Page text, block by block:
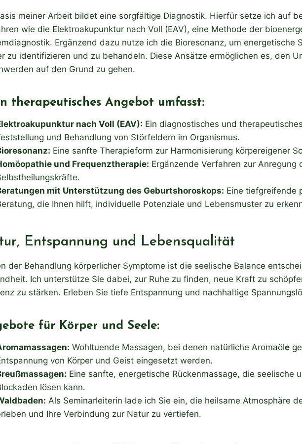
meiner Arbeit bildet eine sorgfältige Diagnostik. Hierfür setze ich auf
wie die Elektroakupunktur nach Voll (EAV), eine Methode der
Ergänzend dazu nutze ich die Bioresonanz, um energetische
zu identifizieren und zu behandeln. Diese Ansätze ermöglichen es, den
auf den Grund zu gehen.
therapeutisches Angebot umfasst:
nach Voll (EAV): Ein diagnostisches und
und Behandlung von Störfeldern im Organismus.
: Eine sanfte Therapieform zur Harmonisierung körpereigener
und Frequenztherapie: Ergänzende Verfahren zur Anregung
mit Unterstützung des Geburtshoroskops: Eine tiefgreifende
die Ihnen hilft, individuelle Potenziale und Lebensmuster zu
Entspannung und Lebensqualität
der Behandlung körperlicher Symptome ist die seelische Balance
Ich unterstütze Sie dabei, zur Ruhe zu finden, neue Kraft zu
zu stärken. Erleben Sie tiefe Entspannung und nachhaltige
für Körper und Seele:
Wohltuende Massagen, bei denen natürliche Aromaöle
von Körper und Geist eingesetzt werden.
: Eine sanfte, energetische Rückenmassage, die seelische
lösen kann.
: Als Seminarleiterin lade ich Sie ein, die heilsame Atmosphäre
und Ihre Verbindung zur Natur zu vertiefen.